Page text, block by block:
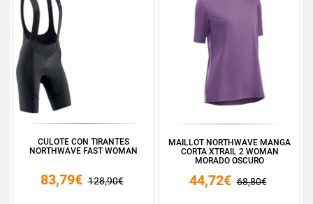
CULOTE CON TIRANTES
NORTHWAVE FAST WOMAN
83,79€ 128,90€
MAILLOT NORTHWAVE MANGA
CORTA XTRAIL 2 WOMAN
MORADO OSCURO
44,72€ 68,80€